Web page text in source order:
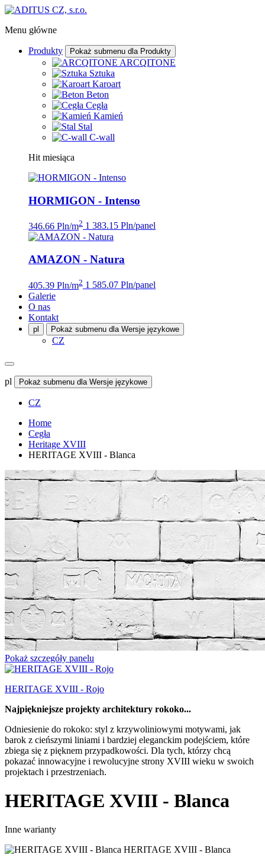
Menu główne
Produkty Pokaż submenu dla Produkty
ARCQITONE
Sztuka
Karoart
Beton
Cegła
Kamień
Stal
C-wall
Hit miesiąca
HORMIGON - Intenso
346.66 Pln/m2 1 383.15 Pln/panel
AMAZON - Natura
405.39 Pln/m2 1 585.07 Pln/panel
Galerie
O nas
Kontakt
pl Pokaż submenu dla Wersje językowe
CZ
pl Pokaż submenu dla Wersje językowe
CZ
Home
Cegła
Heritage XVIII
HERITAGE XVIII - Blanca
Pokaż szczegóły panelu
HERITAGE XVIII - Rojo
Najpiękniejsze projekty architektury rokoko...
Odniesienie do rokoko: styl z krzywoliniowymi motywami, jak
barok z cieńszymi liniami i bardziej eleganckim podejściem, które
zbiega się z pięknem przypadkowości. Dla tych, którzy chcą
pokazać innowacyjne i rewolucyjne strony XVIII wieku w swoich
projektach i przestrzeniach.
HERITAGE XVIII - Blanca
Inne warianty
HERITAGE XVIII - Blanca